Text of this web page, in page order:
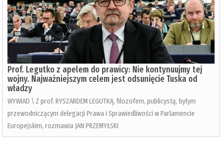
Prof. Legutko z apelem do prawicy: Nie kontynuujmy tej
wojny. Najważniejszym celem jest odsunięcie Tuska od
władzy
WYWIAD \ Z prof. RYSZARDEM LEGUTKĄ, filozofem, publicystą, byłym
przewodniczącym delegacji Prawa i Sprawiedliwości w Parlamencie
Europejskim, rozmawia JAN PRZEMYŁSKI